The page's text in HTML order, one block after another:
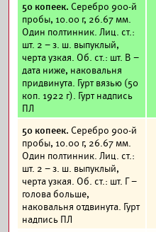
50 копеек. Серебро 900-й
пробы, 10.00 г, 26.67 мм.
Один полтинник. Лиц. ст.:
шт. 2 – з. ш. выпуклый,
черта узкая. Об. ст.: шт. В –
дата ниже, наковальня
придвинута. Гурт вязью (50
коп. 1922 г). Гурт надпись
ПЛ
50 копеек. Серебро 900-й
пробы, 10.00 г, 26.67 мм.
Один полтинник. Лиц. ст.:
шт. 2 – з. ш. выпуклый,
черта узкая. Об. ст.: шт. Г –
голова больше,
наковальня отдвинута. Гурт
надпись ПЛ